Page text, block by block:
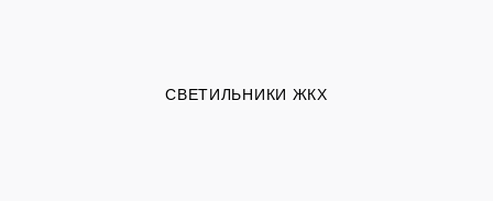
СВЕТИЛЬНИКИ ЖКХ